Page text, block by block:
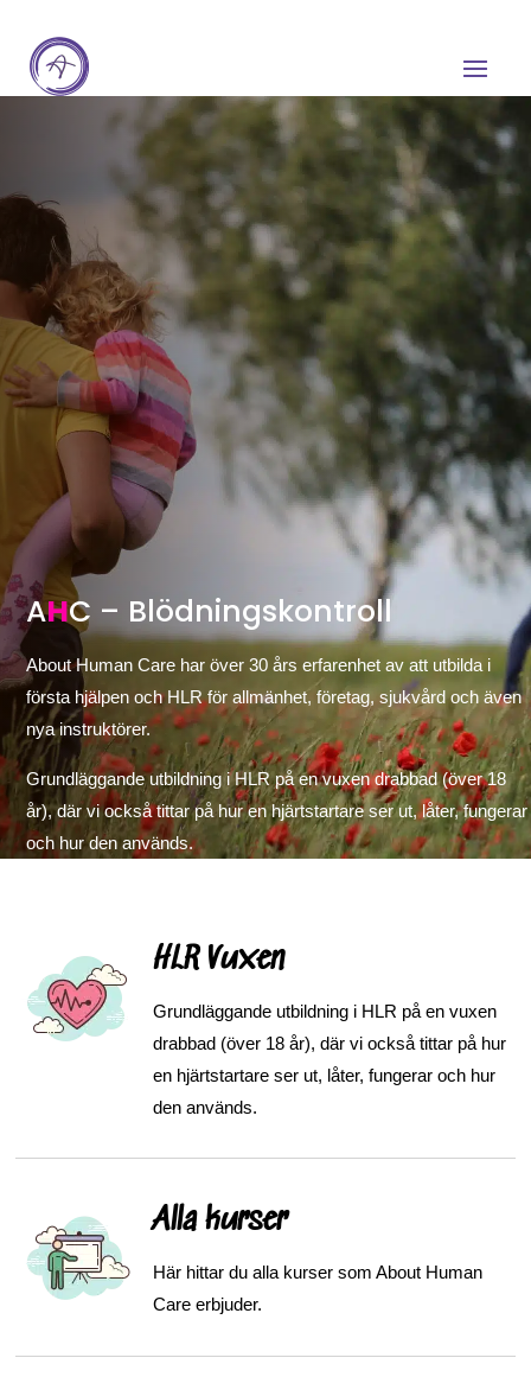
AHC – Blödningskontroll
About Human Care har över 30 års erfarenhet av att utbilda i
första hjälpen och HLR för allmänhet, företag, sjukvård och även
nya instruktörer.
Grundläggande utbildning i HLR på en vuxen drabbad (över 18
år), där vi också tittar på hur en hjärtstartare ser ut, låter, fungerar
och hur den används.
HLR Vuxen
Grundläggande utbildning i HLR på en vuxen
drabbad (över 18 år), där vi också tittar på hur
en hjärtstartare ser ut, låter, fungerar och hur
den används.
Alla kurser
Här hittar du alla kurser som About Human
Care erbjuder.